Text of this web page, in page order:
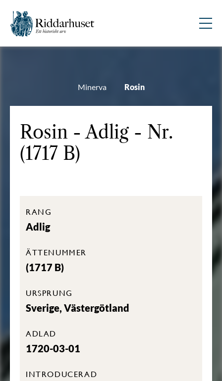
Minerva Rosin
Rosin - Adlig - Nr.
(1717 B)
RANG
Adlig
ÄTTENUMMER
(1717 B)
URSPRUNG
Sverige, Västergötland
ADLAD
1720-03-01
INTRODUCERAD